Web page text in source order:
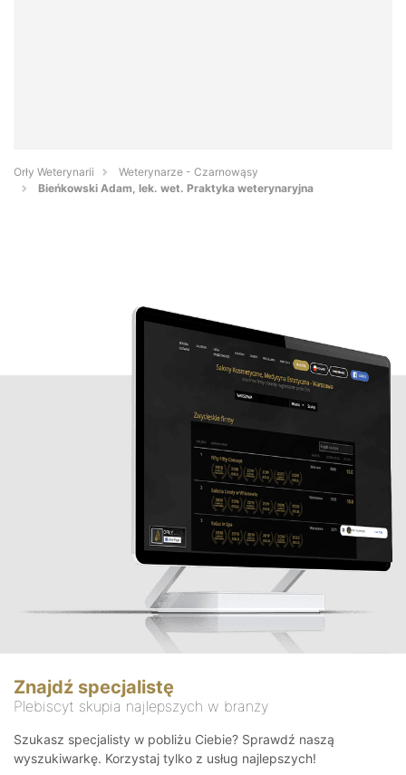
Orły Weterynarii
Weterynarze - Czarnowąsy
Bieńkowski Adam, lek. wet. Praktyka weterynaryjna
Znajdź specjalistę
Plebiscyt skupia najlepszych w branży
Szukasz specjalisty w pobliżu Ciebie? Sprawdź naszą
wyszukiwarkę. Korzystaj tylko z usług najlepszych!